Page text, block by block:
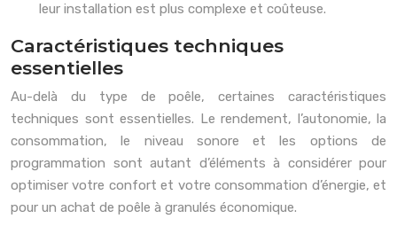
leur installation est plus complexe et coûteuse.
Caractéristiques techniques
essentielles
Au-delà du type de poêle, certaines caractéristiques
techniques sont essentielles. Le rendement, l’autonomie, la
consommation, le niveau sonore et les options de
programmation sont autant d’éléments à considérer pour
optimiser votre confort et votre consommation d’énergie, et
pour un achat de poêle à granulés économique.